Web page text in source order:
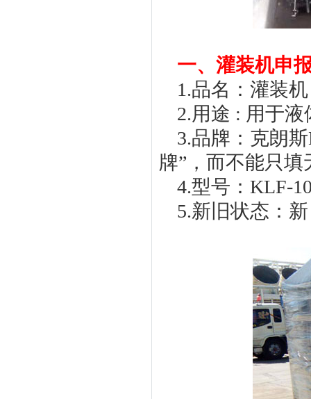
一、灌装机申
1.品名：灌装
2.用途 : 用于
3.品牌：克朗
牌”，而不能只
4.型号：KLF-
5.新旧状态：